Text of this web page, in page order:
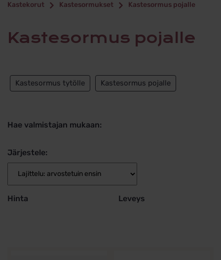
Kastekorut
Kastesormukset Kastesormus pojalle
Kastesormus pojalle
Kastesormus tytölle Kastesormus pojalle
Hae valmistajan mukaan:
Järjestele:
Hinta Leveys